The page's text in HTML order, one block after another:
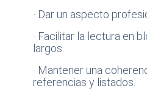
· Dar un aspecto
· Facilitar la lectura en
largos.
· Mantener una
referencias y listados.